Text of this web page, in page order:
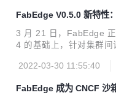
容器云平台的组件之一，
定运行多年。 重大喜讯
讯！！！ Carina 项目组
介绍 Carina ...
FabEdge V0.5.0 新特性
3 月 21 日，FabEdge
4 的基础上，针对集群
于 Kubernetes 构建的专
架。旨在解决边缘计算场
2022-03-30 11:55:40
FabEdge 成为 CNCF 沙